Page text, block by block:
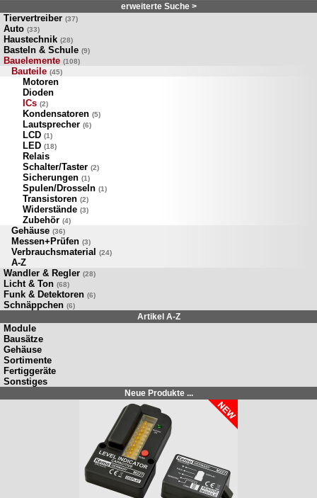
erweiterte Suche >
Tiervertreiber (37)
Auto (33)
Haustechnik (28)
Basteln & Schule (9)
Bauelemente (108)
Bauteile (45)
Motoren
Dioden
ICs (2)
Kondensatoren (5)
Lautsprecher (6)
LCD (1)
LED (18)
Relais
Schalter/Taster (2)
Sicherungen (1)
Spulen/Drosseln (1)
Transistoren (2)
Widerstände (3)
Zubehör (4)
Gehäuse (36)
Messen+Prüfen (3)
Verbrauchsmaterial (24)
A-Z
Wandler & Regler (28)
Licht & Ton (68)
Funk & Detektoren (6)
Schnäppchen (6)
Artikel A-Z
Module
Bausätze
Gehäuse
Sortimente
Fertiggeräte
Sonstiges
Neue Produkte ...